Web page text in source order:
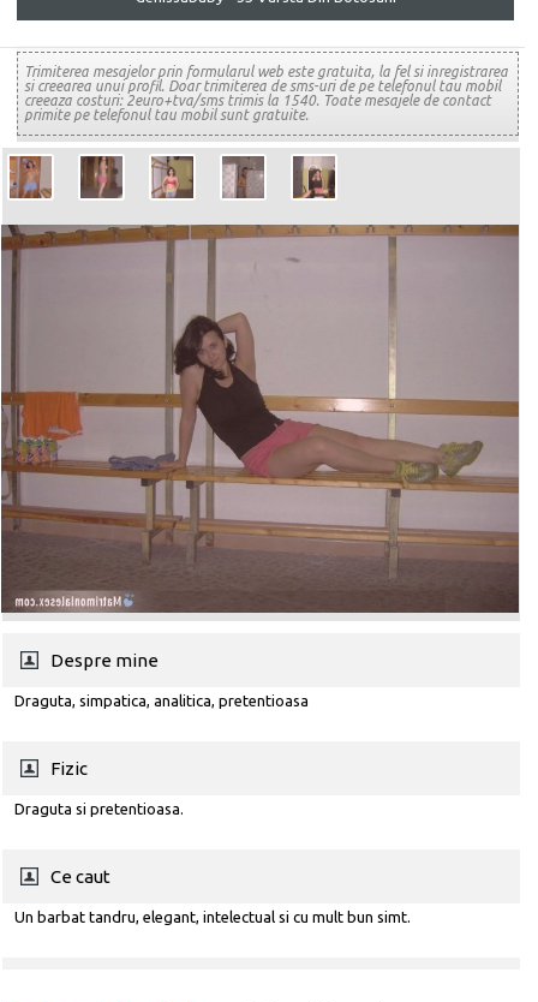
Trimiterea mesajelor prin formularul web este gratuita, la fel si inregistrarea
si creearea unui profil. Doar trimiterea de sms-uri de pe telefonul tau mobil
creeaza costuri: 2euro+tva/sms trimis la 1540. Toate mesajele de contact
primite pe telefonul tau mobil sunt gratuite.
Despre mine
Draguta, simpatica, analitica, pretentioasa
Fizic
Draguta si pretentioasa.
Ce caut
Un barbat tandru, elegant, intelectual si cu mult bun simt.